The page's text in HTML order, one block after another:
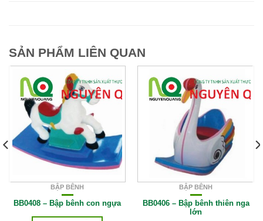
SẢN PHẨM LIÊN QUAN
BẬP BÊNH
BB0408 – Bập bênh con ngựa
BẬP BÊNH
BB0406 – Bập bênh thiên nga
lớn